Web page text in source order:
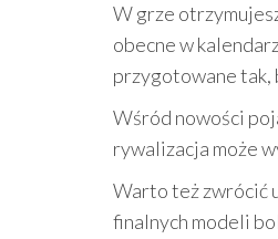
W grze
obecne w
przygotowane tak,
Wśród nowości
rywalizacja może
Warto też zwrócić
finalnych modeli